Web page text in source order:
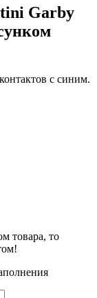
Garby
с синим.
товара, то